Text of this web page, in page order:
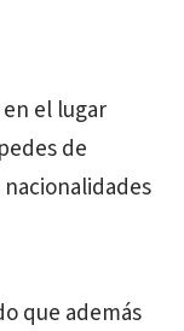
el lugar
de
que además